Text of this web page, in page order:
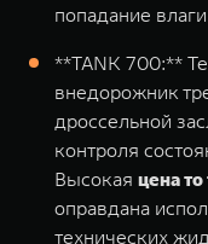
попадание
**TANK 700:**
внедорожник
дроссельной
контроля
Высокая цена
оправдана
технических